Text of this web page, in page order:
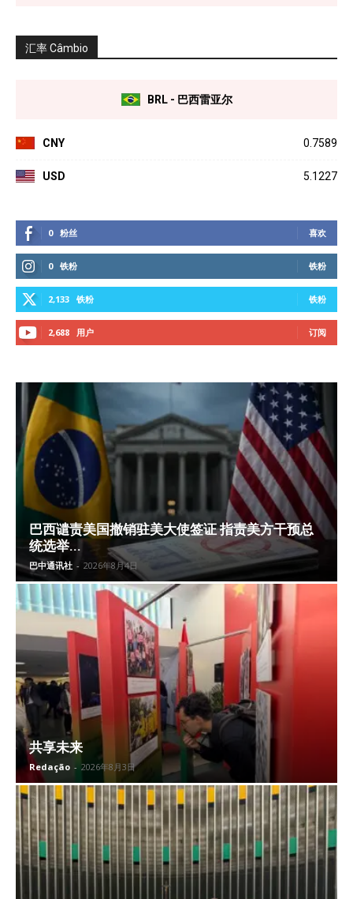
汇率 Câmbio
BRL - 巴西雷亚尔
CNY 0.7589
USD 5.1227
0 粉丝 喜欢
0 铁粉 铁粉
2,133 铁粉 铁粉
2,688 用户 订阅
巴西谴责美国撤销驻美大使签证 指责美方干预总
统选举...
巴中通讯社 - 2026年8月4日
共享未来
Redação - 2026年8月3日